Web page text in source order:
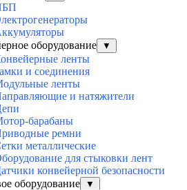
оборудование
▼
ленты
и соединения
ленты
и натяжители
барабаны
ремни
металлические
для стыковки лент
конвейерной безопасности
оборудование
▼